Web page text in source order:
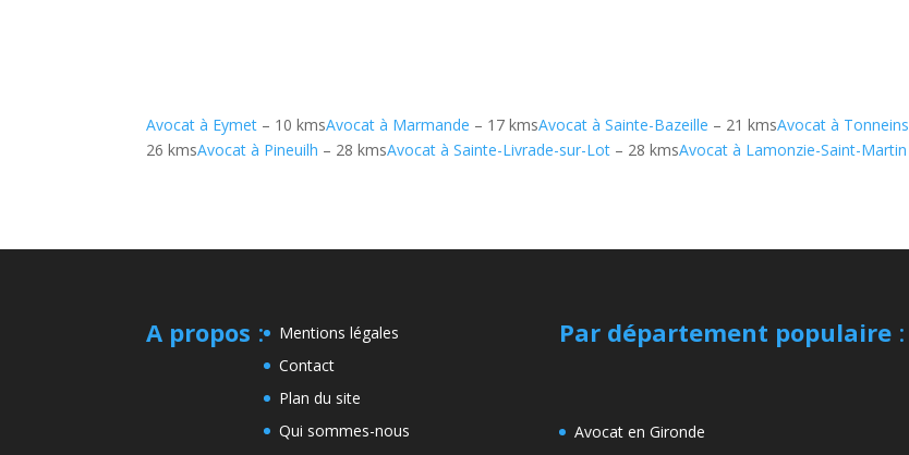
Avocat à Eymet – 10 kmsAvocat à Marmande – 17 kmsAvocat à Sainte-Bazeille – 21 kmsAvocat à Tonneins
26 kmsAvocat à Pineuilh – 28 kmsAvocat à Sainte-Livrade-sur-Lot – 28 kmsAvocat à Lamonzie-Saint-Martin
A propos :
Mentions légales
Contact
Plan du site
Qui sommes-nous
Par département populaire:
Avocat en Gironde